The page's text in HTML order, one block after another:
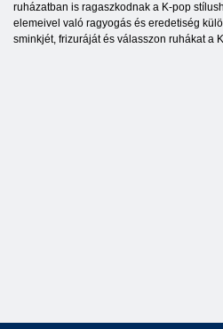
ruházatban is ragaszkodnak a K-pop
elemeivel való ragyogás és eredetiség
sminkjét, frizuráját és válasszon ruhákat a